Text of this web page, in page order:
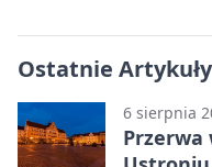
Ostatnie Artykuły
6 sierpnia
Przerwa